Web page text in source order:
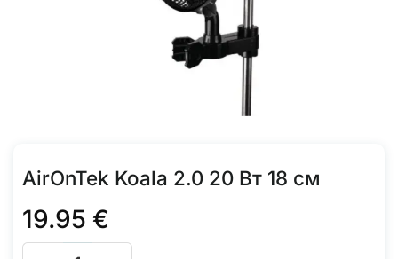
AirOnTek Koala 2.0 20 Вт 18 см
19.95 €
Количество товара AirOnTek Koala 2.0 20 Вт 18 см